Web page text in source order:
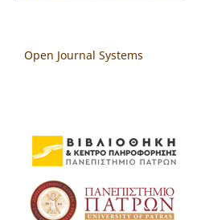
Open Journal Systems